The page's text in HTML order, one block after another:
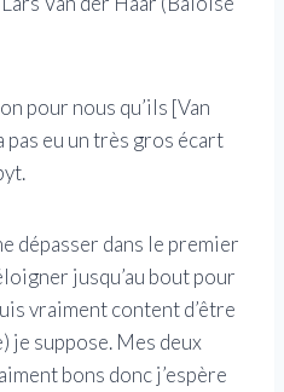
pour nous qu’ils [Van
pas eu un très gros écart
dépasser dans le premier
jusqu’au bout pour
vraiment content d’être
je suppose. Mes deux
bons donc j’espère